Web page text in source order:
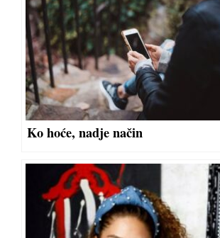
Ko hoće, nadje način